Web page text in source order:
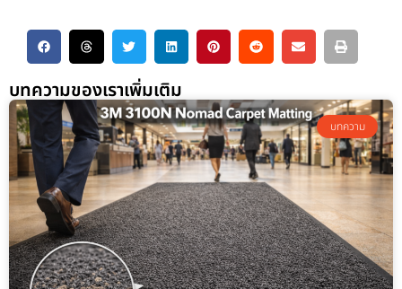
บทความของเราเพิ่มเติม
บทความ